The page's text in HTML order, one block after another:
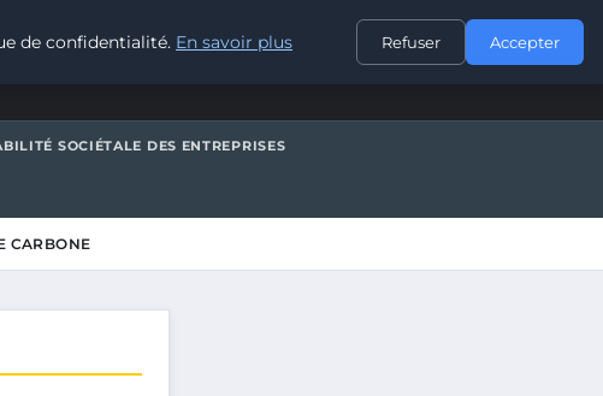
CONTACT
SOCIÉTALE DES ENTREPRISES
CARBONE
de confidentialité. En savoir plus Refuser Accepter